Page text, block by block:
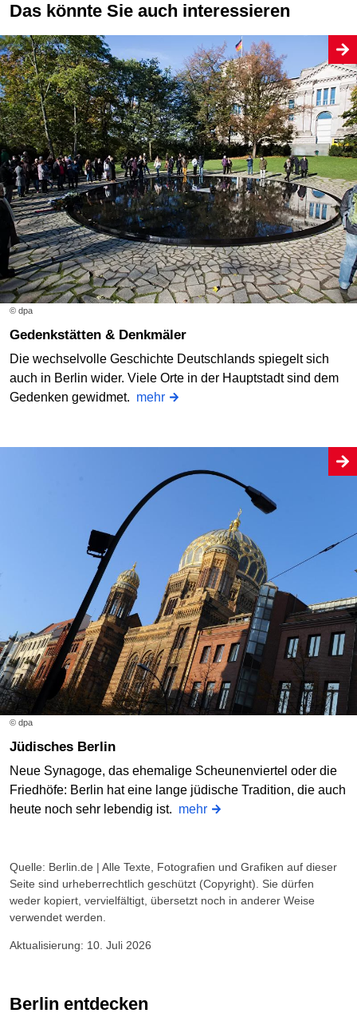
Das könnte Sie auch interessieren
© dpa
Gedenkstätten & Denkmäler
Die wechselvolle Geschichte Deutschlands spiegelt sich
auch in Berlin wider. Viele Orte in der Hauptstadt sind dem
Gedenken gewidmet. mehr
© dpa
Jüdisches Berlin
Neue Synagoge, das ehemalige Scheunenviertel oder die
Friedhöfe: Berlin hat eine lange jüdische Tradition, die auch
heute noch sehr lebendig ist. mehr
Quelle: Berlin.de | Alle Texte, Fotografien und Grafiken auf dieser
Seite sind urheberrechtlich geschützt (Copyright). Sie dürfen
weder kopiert, vervielfältigt, übersetzt noch in anderer Weise
verwendet werden.
Aktualisierung: 10. Juli 2026
Berlin entdecken